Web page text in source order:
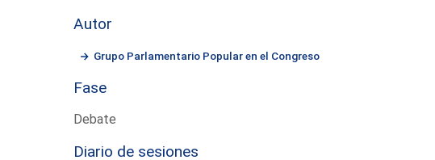
Autor
Grupo Parlamentario Popular en el Congreso
Fase
Debate
Diario de sesiones